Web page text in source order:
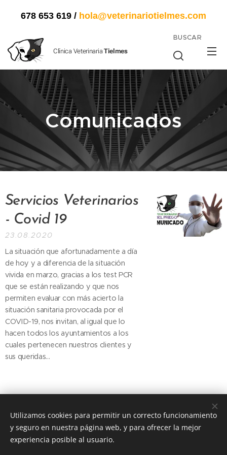
678 653 619 / hola@veterinariotielmes.com
Clínica Veterinaria Tielmes
BUSCAR
Comunicados
Servicios Veterinarios
- Covid 19
23.08.2020
La situación que afortunadamente a día
de hoy y a diferencia de la situación
vivida en marzo, gracias a los test PCR
que se están realizando y que nos
permiten evaluar con más acierto la
situación sanitaria provocada por el
COVID-19, nos invitan, al igual que lo
hacen todos los ayuntamientos a los
cuales pertenecen nuestros clientes y
sus queridas...
Utilizamos cookies para permitir un correcto funcionamiento
y seguro en nuestra página web, y para ofrecer la mejor
experiencia posible al usuario.